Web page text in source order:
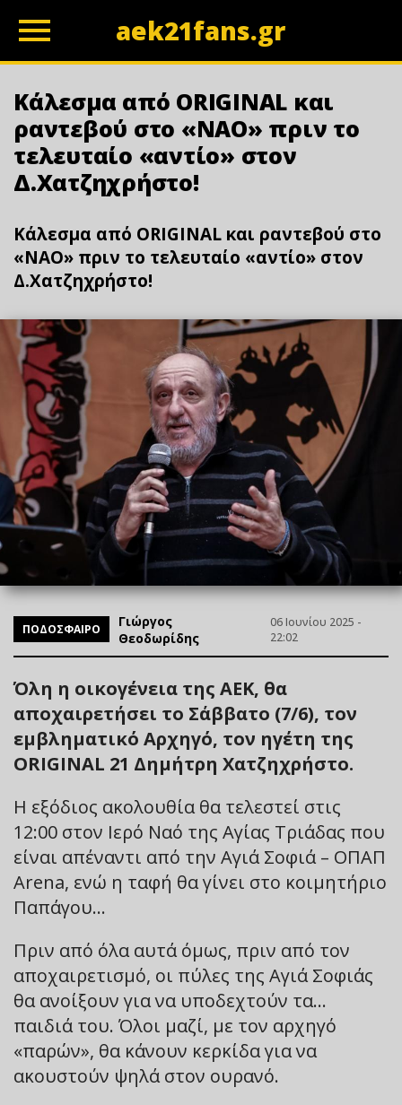
aek21fans.gr
Κάλεσμα από ORIGINAL και
ραντεβού στο «ΝΑΟ» πριν το
τελευταίο «αντίο» στον
Δ.Χατζηχρήστο!
Κάλεσμα από ORIGINAL και ραντεβού στο
«ΝΑΟ» πριν το τελευταίο «αντίο» στον
Δ.Χατζηχρήστο!
ΠΟΔΟΣΦΑΙΡΟ
Γιώργος
Θεοδωρίδης
06 Ιουνίου 2025 -
22:02
Όλη η οικογένεια της ΑΕΚ, θα
αποχαιρετήσει το Σάββατο (7/6), τον
εμβληματικό Αρχηγό, τον ηγέτη της
ORIGINAL 21 Δημήτρη Χατζηχρήστο.
Η εξόδιος ακολουθία θα τελεστεί στις
12:00 στον Ιερό Ναό της Αγίας Τριάδας που
είναι απέναντι από την Αγιά Σοφιά – ΟΠΑΠ
Arena, ενώ η ταφή θα γίνει στο κοιμητήριο
Παπάγου…
Πριν από όλα αυτά όμως, πριν από τον
αποχαιρετισμό, οι πύλες της Αγιά Σοφιάς
θα ανοίξουν για να υποδεχτούν τα…
παιδιά του. Όλοι μαζί, με τον αρχηγό
«παρών», θα κάνουν κερκίδα για να
ακουστούν ψηλά στον ουρανό.